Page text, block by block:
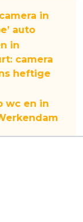
in
auto
in
camera
heftige
wc en in